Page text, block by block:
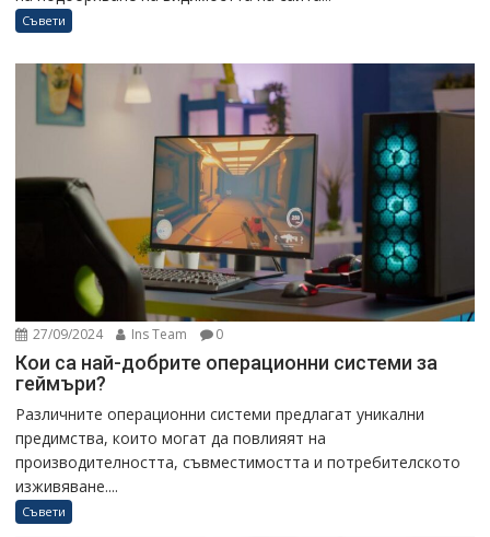
Съвети
27/09/2024 Ins Team 0
Кои са най-добрите операционни системи за
геймъри?
Различните операционни системи предлагат уникални
предимства, които могат да повлияят на
производителността, съвместимостта и потребителското
изживяване....
Съвети